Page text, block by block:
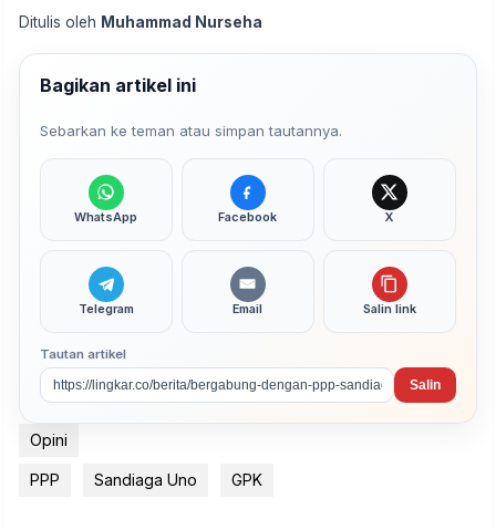
Ditulis oleh Muhammad Nurseha
Bagikan artikel ini
Sebarkan ke teman atau simpan tautannya.
WhatsApp Facebook X
Telegram Email Salin link
Tautan artikel
Salin
Opini
PPP Sandiaga Uno GPK